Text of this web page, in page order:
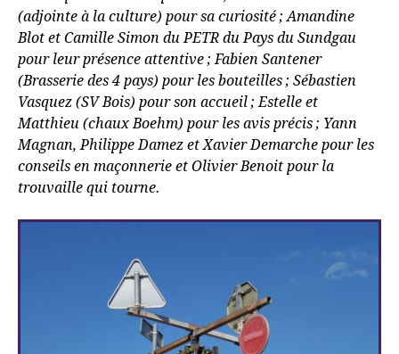
(adjointe à la culture) pour sa curiosité; Amandine
Blot et Camille Simon duPETRdu Pays du Sundgau
pour leur présence attentive; Fabien Santener
(Brasserie des 4 pays) pour les bouteilles; Sébastien
Vasquez (SVBois) pour son accueil; Estelle et
Matthieu (chaux Boehm) pour les avis précis; Yann
Magnan, Philippe Damez et Xavier Demarche pour les
conseils en maçonnerie et Olivier Benoit pour la
trouvaille qui tourne.